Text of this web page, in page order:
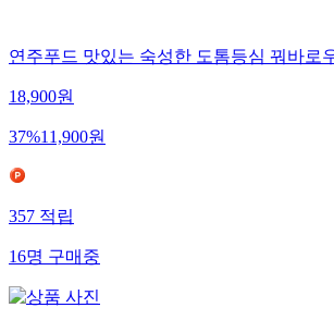
연주푸드 맛있는 숙성한 도톰등심 꿔바로
18,900원
37%11,900원
357적립
16명구매중